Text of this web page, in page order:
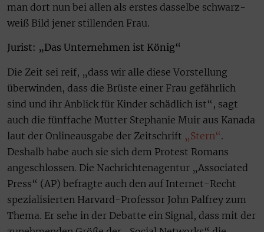
man dort nun bei allen als erstes dasselbe schwarz-
weiß Bild jener stillenden Frau.
Jurist: „Das Unternehmen ist König“
Die Zeit sei reif, „dass wir alle diese Vorstellung
überwinden, dass die Brüste einer Frau gefährlich
sind und ihr Anblick für Kinder schädlich ist“, sagt
auch die fünffache Mutter Stephanie Muir aus Kanada
laut der Onlineausgabe der Zeitschrift „Stern“.
Deshalb habe auch sie sich dem Protest Romans
angeschlossen. Die Nachrichtenagentur „Associated
Press“ (AP) befragte auch den auf Internet-Recht
spezialisierten Harvard-Professor John Palfrey zum
Thema. Er sehe in der Debatte ein Signal, dass mit der